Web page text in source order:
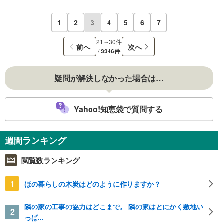
1 2 3 4 5 6 7
前へ
21～30件
/3346件 次へ
疑問が解決しなかった場合は…
Yahoo!知恵袋で質問する
週間ランキング
閲覧数ランキング
1 ほの暮らしの木炭はどのように作りますか？
2
隣の家の工事の協力はどこまで。 隣の家はとにかく敷地い
っぱ...